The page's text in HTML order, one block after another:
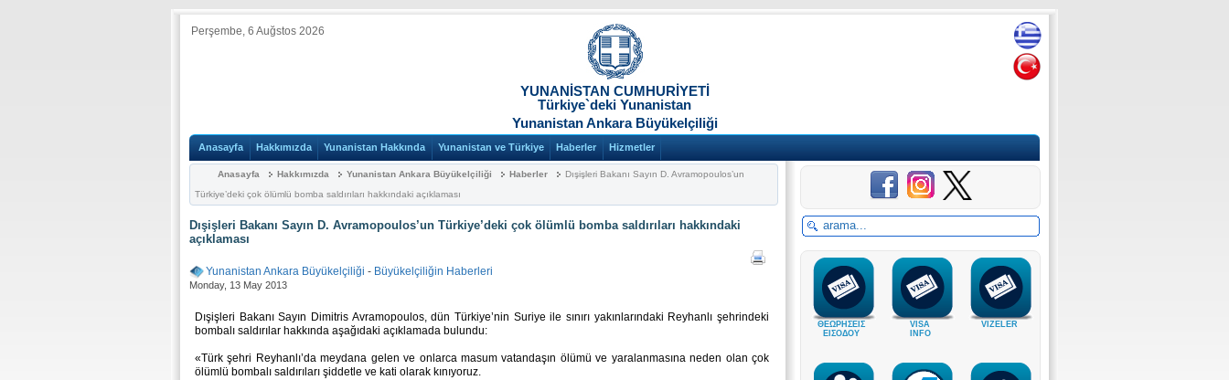
Perşembe, 6 Auğstos 2026
YUNANİSTAN CUMHURİYETİ
Türkiye`deki Yunanistan
Yunanistan Ankara Büyükelçiliği
Anasayfa Hakkımızda Yunanistan Hakkında Yunanistan ve Türkiye Haberler Hizmetler
Anasayfa Hakkımızda Yunanistan Ankara Büyükelçiliği Haberler
Dışişleri Bakanı Sayın D. Avramopoulos’un
Türkiye’deki çok ölümlü bomba saldırıları hakkındaki açıklaması
Dışişleri Bakanı Sayın D. Avramopoulos’un Türkiye’deki çok ölümlü bomba saldırıları hakkındaki
açıklaması
Yunanistan Ankara Büyükelçiliği - Büyükelçiliğin Haberleri
Monday, 13 May 2013
Dışişleri Bakanı Sayın Dimitris Avramopoulos, dün Türkiye’nin Suriye ile sınırı yakınlarındaki Reyhanlı şehrindeki
bombalı saldırılar hakkında aşağıdaki açıklamada bulundu:
«Türk şehri Reyhanlı’da meydana gelen ve onlarca masum vatandaşın ölümü ve yaralanmasına neden olan çok
ölümlü bombalı saldırıları şiddetle ve kati olarak kınıyoruz.
ΘΕΩΡΗΣΕΙΣ
ΕΙΣΟΔΟΥ
VISA
INFO
VIZELER